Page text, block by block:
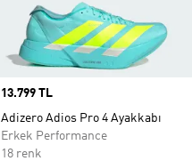
Price
13.799 TL
Adizero Adios Pro 4 Ayakkabı
Erkek Performance
18 renk